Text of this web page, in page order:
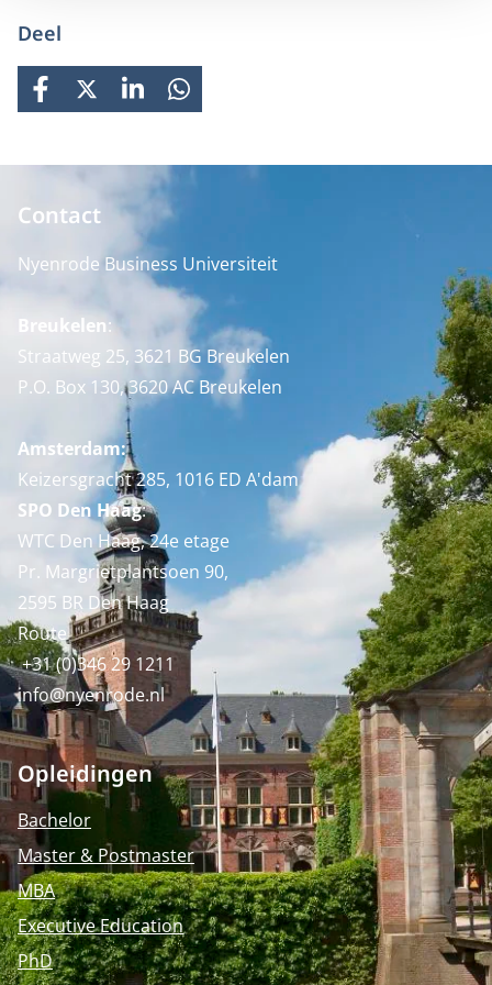
Deel
FACEBOOK
X LINKEDINWHATSAPP
Contact
Nyenrode Business Universiteit
Breukelen:
Straatweg 25, 3621 BG Breukelen
P.O. Box 130, 3620 AC Breukelen
Amsterdam:
Keizersgracht 285, 1016 ED A'dam
SPO Den Haag:
WTC Den Haag, 24e etage
Pr. Margrietplantsoen 90,
2595 BR Den Haag
Route
+31 (0)346 29 1211
info@nyenrode.nl
Opleidingen
Bachelor
Master & Postmaster
MBA
Executive Education
PhD